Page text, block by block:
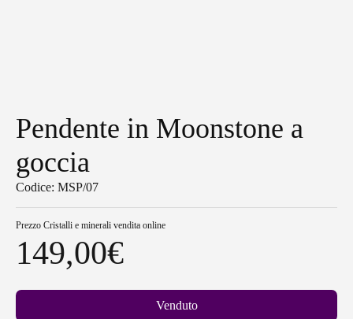
Pendente in Moonstone a
goccia
Codice: MSP/07
Prezzo Cristalli e minerali vendita online
149,00€
Venduto